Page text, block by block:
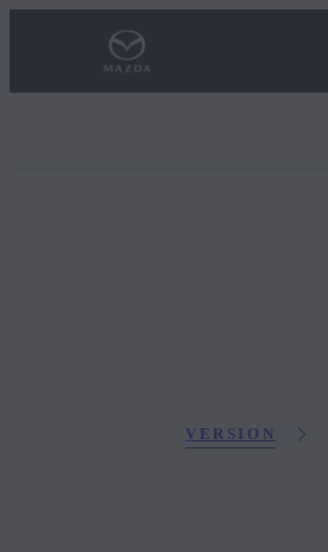
VERSION